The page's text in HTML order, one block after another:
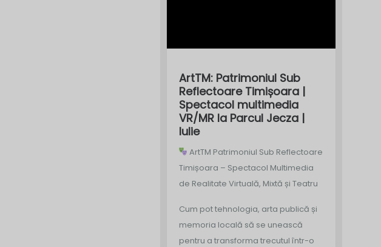
ArtTM: Patrimoniul Sub
Reflectoare Timișoara |
Spectacol multimedia
VR/MR la Parcul Jecza |
Iulie
ArtTM Patrimoniul Sub Reflectoare
Timișoara – Spectacol Multimedia
de Realitate Virtuală, Mixtă și Teatru
Cum pot tehnologia, arta publică și
memoria locală să se unească
pentru a transforma trecutul într-o